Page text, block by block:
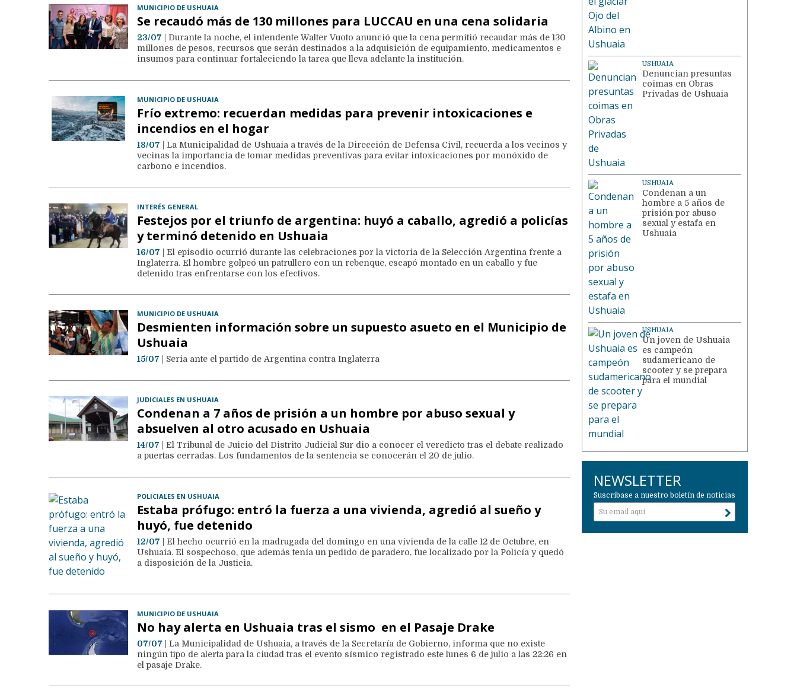
MUNICIPIO DE USHUAIA
Se recaudó más de 130 millones para LUCCAU en una cena solidaria
23/07 | Durante la noche, el intendente Walter Vuoto anunció que la cena permitió recaudar más de 130
millones de pesos, recursos que serán destinados a la adquisición de equipamiento, medicamentos e
insumos para continuar fortaleciendo la tarea que lleva adelante la institución.
MUNICIPIO DE USHUAIA
Frío extremo: recuerdan medidas para prevenir intoxicaciones e
incendios en el hogar
18/07 | La Municipalidad de Ushuaia a través de la Dirección de Defensa Civil, recuerda a los vecinos y
vecinas la importancia de tomar medidas preventivas para evitar intoxicaciones por monóxido de
carbono e incendios.
INTERÉS GENERAL
Festejos por el triunfo de argentina: huyó a caballo, agredió a policías
y terminó detenido en Ushuaia
16/07 | El episodio ocurrió durante las celebraciones por la victoria de la Selección Argentina frente a
Inglaterra. El hombre golpeó un patrullero con un rebenque, escapó montado en un caballo y fue
detenido tras enfrentarse con los efectivos.
MUNICIPIO DE USHUAIA
Desmienten información sobre un supuesto asueto en el Municipio de
Ushuaia
15/07 | Seria ante el partido de Argentina contra Inglaterra
JUDICIALES EN USHUAIA
Condenan a 7 años de prisión a un hombre por abuso sexual y
absuelven al otro acusado en Ushuaia
14/07 | El Tribunal de Juicio del Distrito Judicial Sur dio a conocer el veredicto tras el debate realizado
a puertas cerradas. Los fundamentos de la sentencia se conocerán el 20 de julio.
POLICIALES EN USHUAIA
Estaba prófugo: entró la fuerza a una vivienda, agredió al sueño y
huyó, fue detenido
12/07 | El hecho ocurrió en la madrugada del domingo en una vivienda de la calle 12 de Octubre, en
Ushuaia. El sospechoso, que además tenía un pedido de paradero, fue localizado por la Policía y quedó
a disposición de la Justicia.
MUNICIPIO DE USHUAIA
No hay alerta en Ushuaia tras el sismo en el Pasaje Drake
07/07 | La Municipalidad de Ushuaia, a través de la Secretaría de Gobierno, informa que no existe
ningún tipo de alerta para la ciudad tras el evento sísmico registrado este lunes 6 de julio a las 22:26 en
el pasaje Drake.
USHUAIA
Denuncian presuntas
coimas en Obras
Privadas de Ushuaia
USHUAIA
Condenan a un
hombre a 5 años de
prisión por abuso
sexual y estafa en
Ushuaia
USHUAIA
Un joven de Ushuaia
es campeón
sudamericano de
scooter y se prepara
para el mundial
NEWSLETTER
Suscríbase a nuestro boletín de noticias